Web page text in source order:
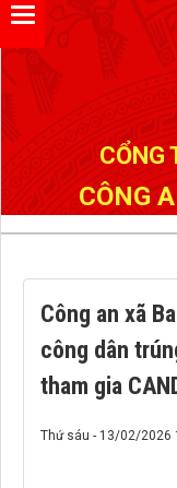
CỔNG
CÔNG
Công an xã
công dân
tham gia
Thứ sáu - 13/02/2026